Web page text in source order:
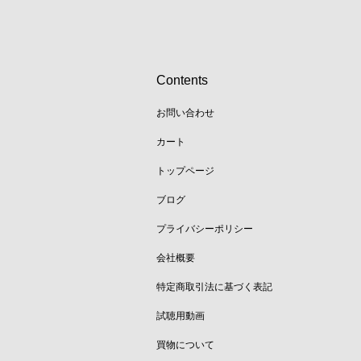
Contents
お問い合わせ
カート
トップページ
ブログ
プライバシーポリシー
会社概要
特定商取引法に基づく表記
試聴用動画
買物について